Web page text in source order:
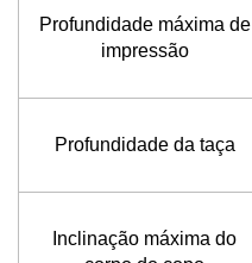
Profundidade máxima de
impressão
Profundidade da taça
Inclinação máxima do